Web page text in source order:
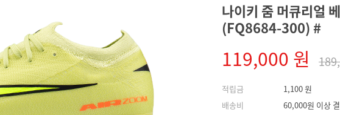
나이키 줌 머큐리얼
(FQ8684-300) #
119,000 원
적립금
배송비
1,100 원
60,000원 이상